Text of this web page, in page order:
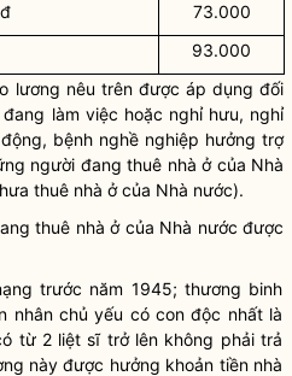
73.000
93.000
lương nêu trên được áp dụng đối
làm việc hoặc nghỉ hưu, nghỉ
bệnh nghề nghiệp hưởng trợ
người đang thuê nhà ở của Nhà
thuê nhà ở của Nhà nước).
thuê nhà ở của Nhà nước được
trước năm 1945; thương binh
nhân chủ yếu có con độc nhất là
từ 2 liệt sĩ trở lên không phải trả
này được hưởng khoản tiền nhà